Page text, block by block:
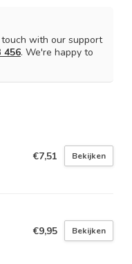
with our support
456. We're happy to
€7,51 Bekijken
€9,95 Bekijken